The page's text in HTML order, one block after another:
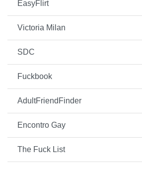
EasyFlirt
Victoria Milan
SDC
Fuckbook
AdultFriendFinder
Encontro Gay
The Fuck List